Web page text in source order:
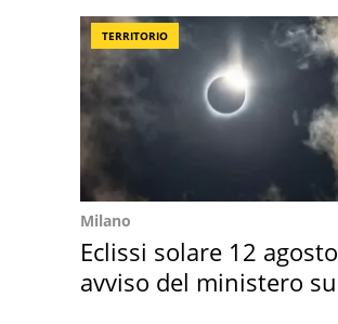
TERRITORIO
Milano
Eclissi solare 12
avviso del ministero su